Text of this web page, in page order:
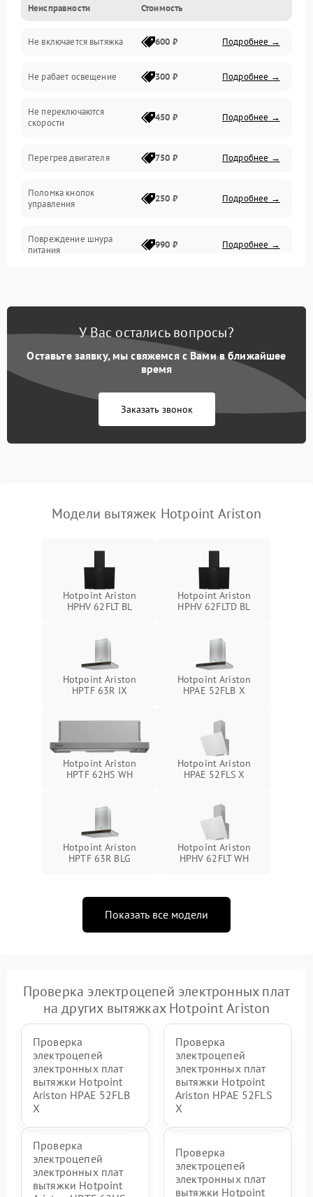
Вентиляция
Освещение
Механические повреждения
Электроника
Неисправности Стоимость
Не включается вытяжка 600 ₽ Подробнее →
Не рабает освещение 300 ₽ Подробнее →
Не переключаются
скорости
450 ₽ Подробнее →
Перегрев двигателя 750 ₽ Подробнее →
Поломка кнопок
управления
250 ₽ Подробнее →
Повреждение шнура
питания
990 ₽ Подробнее →
Не ключается вытяжка 550 ₽ Подробнее →
конденсатора
1000 ₽ Подробнее →
1000 ₽ Подробнее →
У Вас остались вопросы?
Оставьте заявку, мы свяжемся с Вами в ближайшее
время
Заказать звонок
Модели вытяжек Hotpoint Ariston
Hotpoint Ariston
HPHV 62FLT BL
Hotpoint Ariston
HPHV 62FLTD BL
Hotpoint Ariston
HPTF 63R IX
Hotpoint Ariston
HPAE 52FLB X
Hotpoint Ariston
HPTF 62HS WH
Hotpoint Ariston
HPAE 52FLS X
Hotpoint Ariston
HPTF 63R BLG
Hotpoint Ariston
HPHV 62FLT WH
Показать все модели
Проверка электроцепей электронных плат
на других вытяжках Hotpoint Ariston
Проверка
электроцепей
электронных плат
вытяжки Hotpoint
Ariston HPAE 52FLB
X
Проверка
электроцепей
электронных плат
вытяжки Hotpoint
Ariston HPAE 52FLS
X
Проверка
электроцепей
электронных плат
вытяжки Hotpoint
Проверка
электроцепей
электронных плат
вытяжки Hotpoint